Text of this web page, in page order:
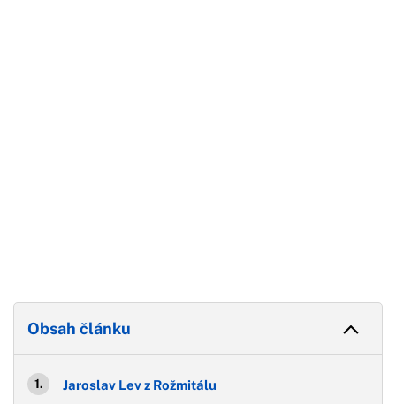
Obsah článku
Jaroslav Lev z Rožmitálu